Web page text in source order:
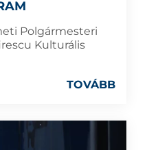
Polgármesteri
Kulturális
TOVÁBB